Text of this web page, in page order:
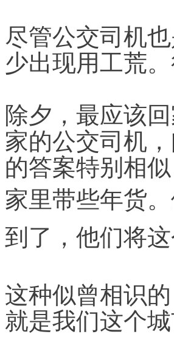
尽管公交司机
少出现用工荒
除夕，最应该
家的公交司机
的答案特别相
家里带些年货
到了，他们将
这种似曾相识
就是我们这个